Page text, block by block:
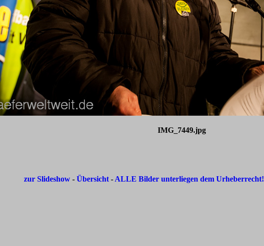
IMG_7449.jpg
zur Slideshow- Übersicht - ALLE Bilder unterliegen dem Urheberrecht!